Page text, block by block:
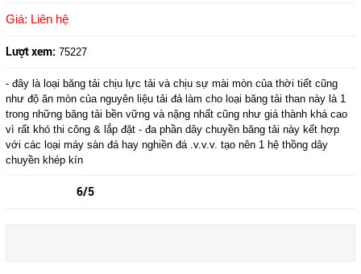
Giá: Liên hệ
Lượt xem: 75227
- đây là loại băng tải chịu lực tải và chịu sự mài mòn của thời tiết cũng
như độ ăn mòn của nguyên liệu tải đả làm cho loại băng tải than này là 1
trong những băng tải bền vững và nặng nhất cũng như giá thành khá cao
vì rất khó thi công & lắp đặt - đa phần dây chuyền băng tải này kết hợp
với các loại máy sàn đá hay nghiền đá .v.v.v. tạo nên 1 hệ thồng dây
chuyền khép kín
6/5